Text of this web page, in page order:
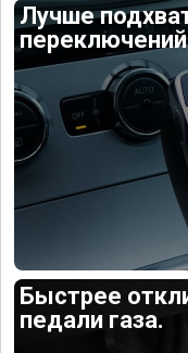
Лучше
Быстрее
педали газа.